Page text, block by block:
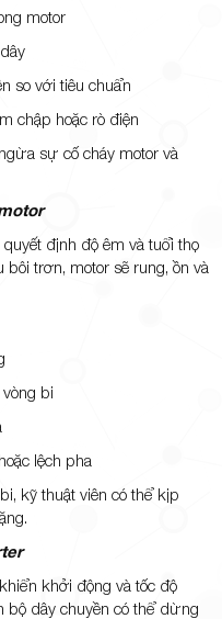
motor
so với tiêu chuẩn
chập hoặc rò điện
sự cố cháy motor và
định độ êm và tuổi thọ
bôi trơn, motor sẽ rung, ồn và
bi
lệch pha
kỹ thuật viên có thể kịp
khởi động và tốc độ
bộ dây chuyền có thể dừng